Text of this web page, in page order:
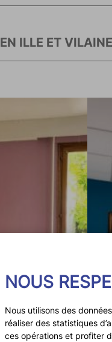
ILLE ET
NOUS
Nous utilisons des
réaliser des statistiques
ces opérations et profiter